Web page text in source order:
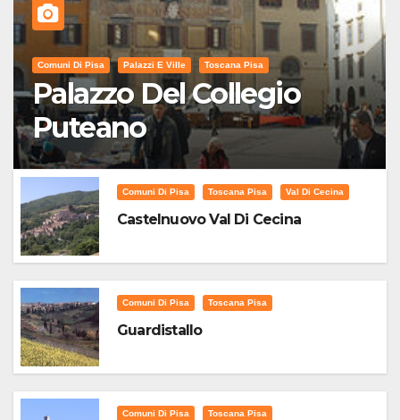
Comuni Di Pisa Palazzi E Ville Toscana Pisa
Palazzo Del Collegio
Puteano
Comuni Di Pisa Toscana Pisa Val Di Cecina
Castelnuovo Val Di Cecina
Comuni Di Pisa Toscana Pisa
Guardistallo
Comuni Di Pisa Toscana Pisa